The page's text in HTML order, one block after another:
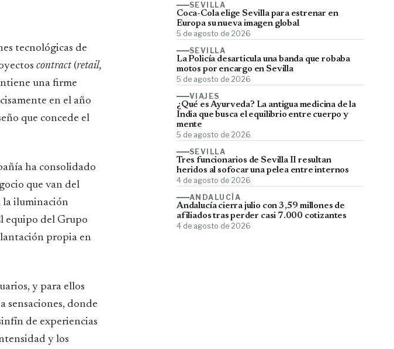
tecnológicas de
contract (retail,
una firme
en el año
que concede el
ha consolidado
que van del
la iluminación
equipo del Grupo
propia en
y para ellos
sensaciones, donde
de experiencias
y los
SEVILLA
Coca-Cola elige Sevilla para estrenar en
Europa su nueva imagen global
5 de agosto de 2026
SEVILLA
La Policía desarticula una banda que robaba
motos por encargo en Sevilla
5 de agosto de 2026
VIAJES
¿Qué es Ayurveda? La antigua medicina de la
India que busca el equilibrio entre cuerpo y
mente
5 de agosto de 2026
SEVILLA
Tres funcionarios de Sevilla II resultan
heridos al sofocar una pelea entre internos
4 de agosto de 2026
ANDALUCÍA
Andalucía cierra julio con 3,59 millones de
afiliados tras perder casi 7.000 cotizantes
4 de agosto de 2026